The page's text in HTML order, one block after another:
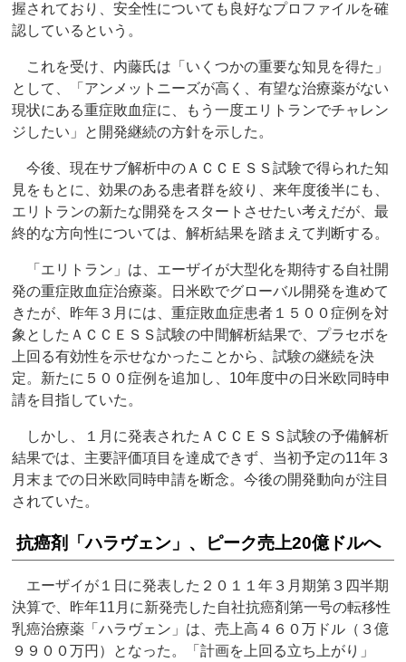
握されており、安全性についても良好なプロファイルを確
認しているという。
これを受け、内藤氏は「いくつかの重要な知見を得た」
として、「アンメットニーズが高く、有望な治療薬がない
現状にある重症敗血症に、もう一度エリトランでチャレン
ジしたい」と開発継続の方針を示した。
今後、現在サブ解析中のＡＣＣＥＳＳ試験で得られた知
見をもとに、効果のある患者群を絞り、来年度後半にも、
エリトランの新たな開発をスタートさせたい考えだが、最
終的な方向性については、解析結果を踏まえて判断する。
「エリトラン」は、エーザイが大型化を期待する自社開
発の重症敗血症治療薬。日米欧でグローバル開発を進めて
きたが、昨年３月には、重症敗血症患者１５００症例を対
象としたＡＣＣＥＳＳ試験の中間解析結果で、プラセボを
上回る有効性を示せなかったことから、試験の継続を決
定。新たに５００症例を追加し、10年度中の日米欧同時申
請を目指していた。
しかし、１月に発表されたＡＣＣＥＳＳ試験の予備解析
結果では、主要評価項目を達成できず、当初予定の11年３
月末までの日米欧同時申請を断念。今後の開発動向が注目
されていた。
抗癌剤「ハラヴェン」、ピーク売上20億ドルへ
エーザイが１日に発表した２０１１年３月期第３四半期
決算で、昨年11月に新発売した自社抗癌剤第一号の転移性
乳癌治療薬「ハラヴェン」は、売上高４６０万ドル（３億
９９００万円）となった。「計画を上回る立ち上がり」